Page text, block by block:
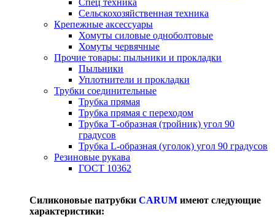
Сельскохозяйственная техника
Крепежные аксессуары
Хомуты силовые одноболтовые
Хомуты червячные
Прочие товары: пыльники и прокладки
Пыльники
Уплотнители и прокладки
Трубки соединительные
Трубка прямая
Трубка прямая с переходом
Трубка Т-образная (тройник) угол 90
градусов
Трубка L-образная (уголок) угол 90 градусов
Резиновые рукава
ГОСТ 10362
Силиконовые патрубки CARUM имеют следующие
характеристики: